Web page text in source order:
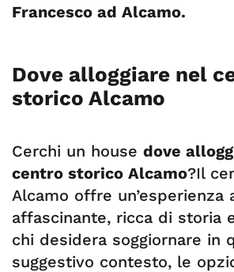
Francesco ad Alcamo.
Dove alloggiare nel
storico Alcamo
Cerchi un house dove
centro storico Alcamo?Il
Alcamo offre un’esperienza
affascinante, ricca di storia
chi desidera soggiornare in
suggestivo contesto, le